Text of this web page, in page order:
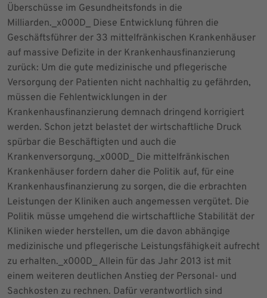
Überschüsse im Gesundheitsfonds in die
Milliarden._x000D_ Diese Entwicklung führen die
Geschäftsführer der 33 mittelfränkischen Krankenhäuser
auf massive Defizite in der Krankenhausfinanzierung
zurück: Um die gute medizinische und pflegerische
Versorgung der Patienten nicht nachhaltig zu gefährden,
müssen die Fehlentwicklungen in der
Krankenhausfinanzierung demnach dringend korrigiert
werden. Schon jetzt belastet der wirtschaftliche Druck
spürbar die Beschäftigten und auch die
Krankenversorgung._x000D_ Die mittelfränkischen
Krankenhäuser fordern daher die Politik auf, für eine
Krankenhausfinanzierung zu sorgen, die die erbrachten
Leistungen der Kliniken auch angemessen vergütet. Die
Politik müsse umgehend die wirtschaftliche Stabilität der
Kliniken wieder herstellen, um die davon abhängige
medizinische und pflegerische Leistungsfähigkeit aufrecht
zu erhalten._x000D_ Allein für das Jahr 2013 ist mit
einem weiteren deutlichen Anstieg der Personal- und
Sachkosten zu rechnen. Dafür verantwortlich sind